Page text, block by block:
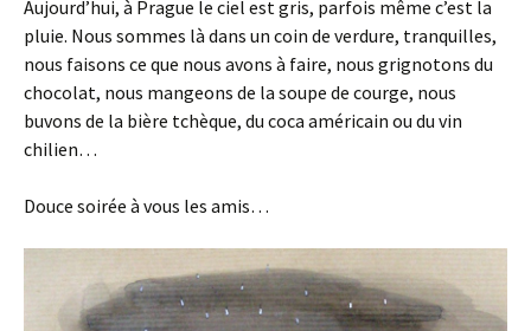
Aujourd’hui, à Prague le ciel est gris, parfois même c’est la
pluie. Nous sommes là dans un coin de verdure, tranquilles,
nous faisons ce que nous avons à faire, nous grignotons du
chocolat, nous mangeons de la soupe de courge, nous
buvons de la bière tchèque, du coca américain ou du vin
chilien…
Douce soirée à vous les amis…